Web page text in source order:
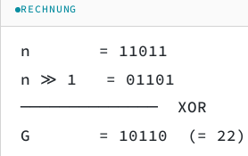
RECHNUNG
n       = 11011
n ≫ 1   = 01101
──────────────  XOR
G       = 10110  (= 22)